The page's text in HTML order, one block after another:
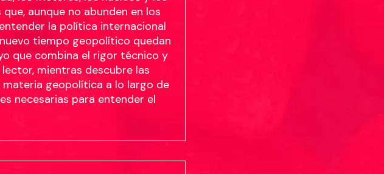
aunque no abunden en los
la política internacional
tiempo geopolítico quedan
que combina el rigor técnico y
mientras descubre las
geopolítica a lo largo de
necesarias para entender el